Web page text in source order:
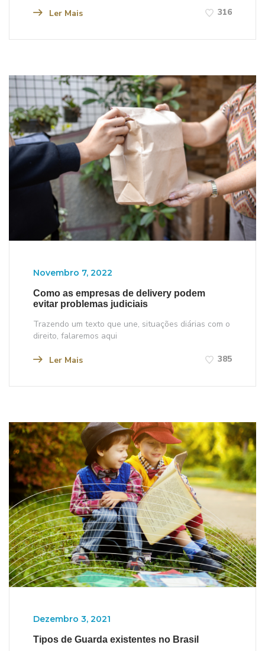
Ler Mais 316
Novembro 7, 2022
Como as empresas de delivery podem
evitar problemas judiciais
Trazendo um texto que une, situações diárias com o
direito, falaremos aqui
Ler Mais 385
Dezembro 3, 2021
Tipos de Guarda existentes no Brasil